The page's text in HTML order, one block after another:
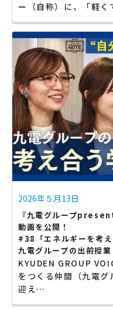
ー（自称）に、「軽
2026年５月13日
『九電グループ
動画を公開！
#38「エネルギーを考
九電グループの出前授業
KYUDEN GROUP
をつくる仲間（九電
迎え…